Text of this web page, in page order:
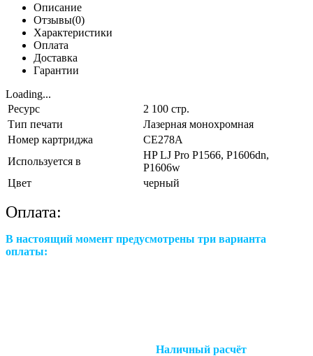
Описание
Отзывы(0)
Характеристики
Оплата
Доставка
Гарантии
Loading...
Ресурс
2 100 стр.
Тип печати
Лазерная монохромная
Номер картриджа
CE278A
Используется в
HP LJ Pro P1566, P1606dn,
P1606w
Цвет
черный
Оплата:
В настоящий момент предусмотрены три варианта
оплаты:
Наличный расчёт